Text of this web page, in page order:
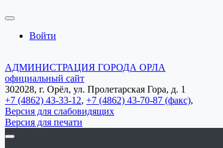
Войти
АДМИНИСТРАЦИЯ ГОРОДА ОРЛА
официальный сайт
302028, г. Орёл, ул. Пролетарская Гора, д. 1
+7 (4862) 43-33-12, +7 (4862) 43-70-87 (факс),
Версия для слабовидящих
Версия для печати